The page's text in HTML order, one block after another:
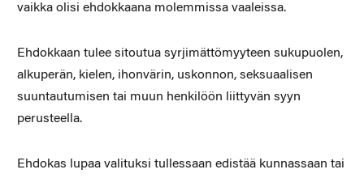
vaikka olisi ehdokkaana molemmissa vaaleissa.
Ehdokkaan tulee sitoutua syrjimättömyyteen sukupuolen,
alkuperän, kielen, ihonvärin, uskonnon, seksuaalisen
suuntautumisen tai muun henkilöön liittyvän syyn
perusteella.
Ehdokas lupaa valituksi tullessaan edistää kunnassaan tai